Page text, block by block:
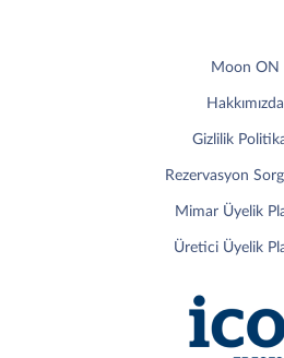
Moon ON
Hakkımızda
Gizlilik
Rezervasyon
Mimar Üyelik
Üretici Üyelik